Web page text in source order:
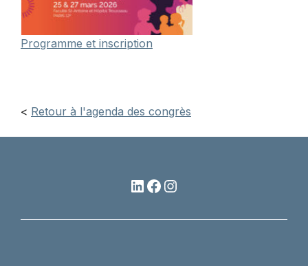
Programme et inscription
< Retour à l'agenda des congrès
LinkedIn
Facebook
Instagram